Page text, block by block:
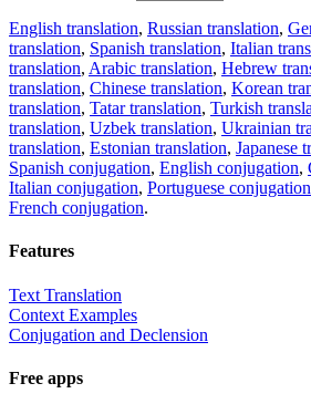
English translation, Russian translation,
translation, Spanish translation, Italian
translation, Arabic translation, Hebrew
translation, Chinese translation, Korean
translation, Tatar translation, Turkish
translation, Uzbek translation, Ukrainian
translation, Estonian translation, Japanese
Spanish conjugation, English conjugation,
Italian conjugation, Portuguese conjugation
French conjugation.
Features
Text Translation
Context Examples
Conjugation and Declension
Free apps